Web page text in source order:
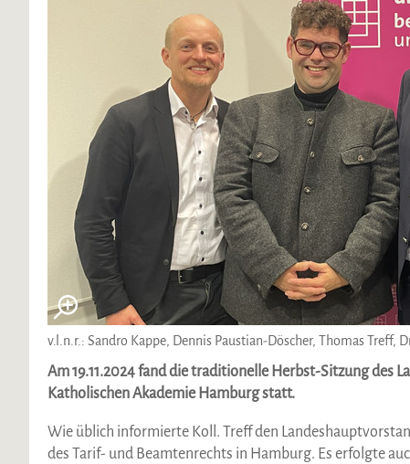
v.l.n.r.: Sandro Kappe, Dennis Paustian-Döscher, Thomas Treff,
Am 19.11.2024 fand die traditionelle Herbst-Sitzung des
Katholischen Akademie Hamburg statt.
Wie üblich informierte Koll. Treff den
des Tarif- und Beamtenrechts in Hamburg. Es erfolgte